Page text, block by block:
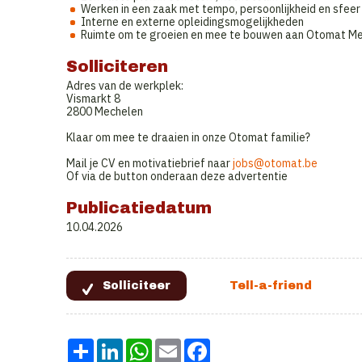
Werken in een zaak met tempo, persoonlijkheid en sfeer
Interne en externe opleidingsmogelijkheden
Ruimte om te groeien en mee te bouwen aan Otomat
Solliciteren
Adres van de werkplek:
Vismarkt 8
2800 Mechelen
Klaar om mee te draaien in onze Otomat familie?
Mail je CV en motivatiebrief naarjobs@otomat.be
Of via de button onderaan deze advertentie
Publicatiedatum
10.04.2026
Share LinkedInWhatsApp
Email